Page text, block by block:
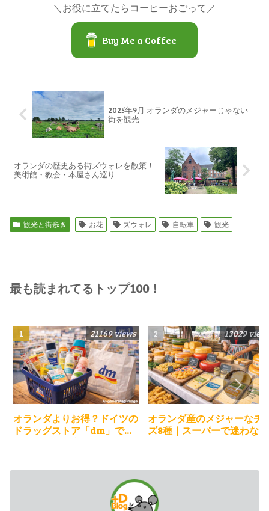
＼お役に立てたらコーヒーおごって／
Buy Me a Coffee
2025年9月 オランダのメジャーじゃない
街を観光
オランダの歴史ある街ズウォレを散策！
美術館・教会・本屋さん巡り
観光と街歩き お花 ズウォレ 自転車 観光
最も読まれてるトップ100！
オランダよりお得？ドイツの
ドラッグストア「dm」でお
21169 views
オランダ産のメジャーなチ
ズ8種｜スーパーで迷わない
13029